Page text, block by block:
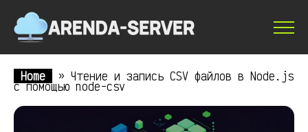
Home » Чтение и запись CSV файлов в Node.js
с помощью node-csv